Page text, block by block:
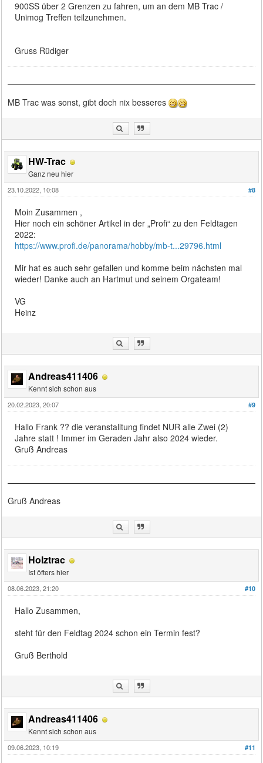
900SS über 2 Grenzen zu fahren, um an dem MB Trac /
Unimog Treffen teilzunehmen.
Gruss Rüdiger
MB Trac was sonst, gibt doch nix besseres
HW-Trac
Ganz neu hier
#8
23.10.2022, 10:08
Moin Zusammen ,
Hier noch ein schöner Artikel in der „Profi“ zu den Feldtagen
2022:
https://www.profi.de/panorama/hobby/mb-t...29796.html
Mir hat es auch sehr gefallen und komme beim nächsten mal
wieder! Danke auch an Hartmut und seinem Orgateam!
VG
Heinz
Andreas411406
Kennt sich schon aus
#9
20.02.2023, 20:07
Hallo Frank ?? die veranstalltung findet NUR alle Zwei (2)
Jahre statt ! Immer im Geraden Jahr also 2024 wieder.
Gruß Andreas
Gruß Andreas
Holztrac
Ist öfters hier
#10
08.06.2023, 21:20
Hallo Zusammen,
steht für den Feldtag 2024 schon ein Termin fest?
Gruß Berthold
Andreas411406
Kennt sich schon aus
#11
09.06.2023, 10:19